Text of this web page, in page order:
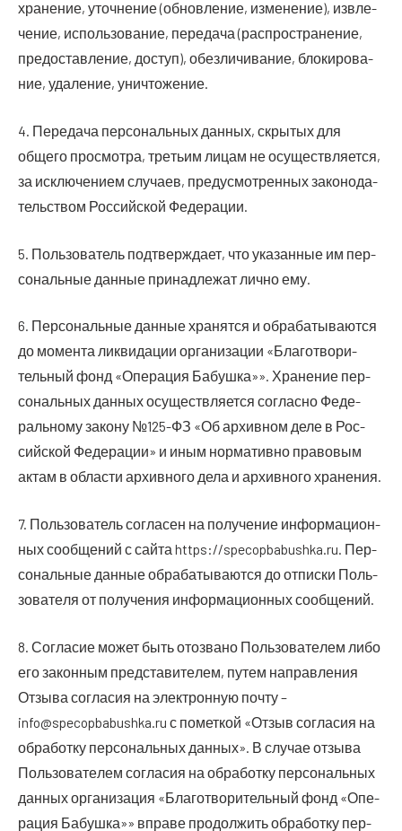
хра­не­ние, уточ­не­ние (обнов­ле­ние, изме­не­ние), извле­
че­ние, исполь­зо­ва­ние, пере­да­ча (рас­про­стра­не­ние,
предо­став­ле­ние, доступ), обез­ли­чи­ва­ние, бло­ки­ро­ва­
ние, уда­ле­ние, уничтожение.
4. Пере­да­ча пер­со­наль­ных дан­ных, скры­тых для
обще­го про­смот­ра, тре­тьим лицам не осу­ществ­ля­ет­ся,
за исклю­че­ни­ем слу­ча­ев, преду­смот­рен­ных зако­но­да­
тель­ством Рос­сий­ской Федерации.
5. Поль­зо­ва­тель под­твер­жда­ет, что ука­зан­ные им пер­
со­наль­ные дан­ные при­над­ле­жат лич­но ему.
6. Пер­со­наль­ные дан­ные хра­нят­ся и обра­ба­ты­ва­ют­ся
до момен­та лик­ви­да­ции орга­ни­за­ции «Бла­го­тво­ри­
тель­ный фонд «Опе­ра­ция Бабуш­ка»». Хра­не­ние пер­
со­наль­ных дан­ных осу­ществ­ля­ет­ся соглас­но Феде­
раль­но­му зако­ну №125-ФЗ «Об архив­ном деле в Рос­
сий­ской Феде­ра­ции» и иным нор­ма­тив­но пра­во­вым
актам в обла­сти архив­но­го дела и архив­но­го хранения.
7. Поль­зо­ва­тель согла­сен на полу­че­ние инфор­ма­ци­он­
ных сооб­ще­ний с сай­та https://specopbabushka.ru. Пер­
со­наль­ные дан­ные обра­ба­ты­ва­ют­ся до отпис­ки Поль­
зо­ва­те­ля от полу­че­ния инфор­ма­ци­он­ных сообщений.
8. Согла­сие может быть ото­зва­но Поль­зо­ва­те­лем либо
его закон­ным пред­ста­ви­те­лем, путем направ­ле­ния
Отзы­ва согла­сия на элек­трон­ную почту –
info@specopbabushka.ru с помет­кой «Отзыв согла­сия на
обра­бот­ку пер­со­наль­ных дан­ных». В слу­чае отзы­ва
Поль­зо­ва­те­лем согла­сия на обра­бот­ку пер­со­наль­ных
дан­ных орга­ни­за­ция «Бла­го­тво­ри­тель­ный фонд «Опе­
ра­ция Бабуш­ка»» впра­ве про­дол­жить обра­бот­ку пер­